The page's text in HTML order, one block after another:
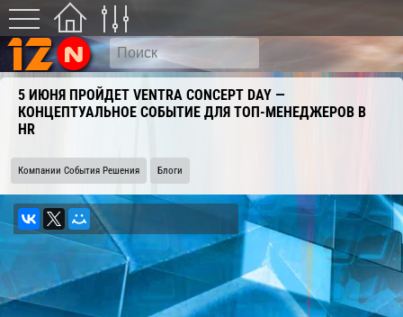
5 ИЮНЯ ПРОЙДЕТ VENTRA CONCEPT DAY —
КОНЦЕПТУАЛЬНОЕ СОБЫТИЕ ДЛЯ ТОП-МЕНЕДЖЕРОВ В
HR
Компании События Решения Блоги